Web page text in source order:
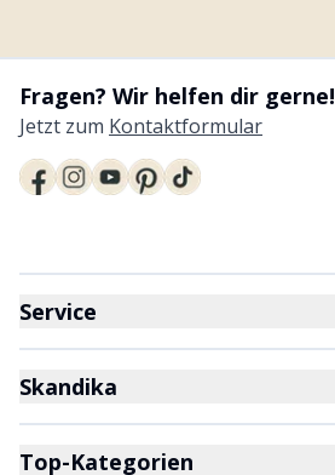
Fragen? Wir helfen dir gerne!
Jetzt zum Kontaktformular
Service
Skandika
Top-Kategorien